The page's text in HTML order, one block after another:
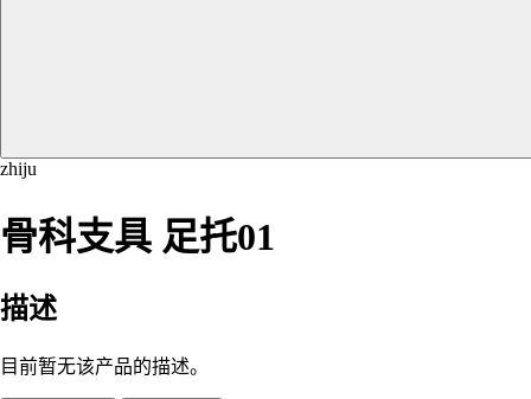
zhiju
骨科支具 足托01
描述
目前暂无该产品的描述。